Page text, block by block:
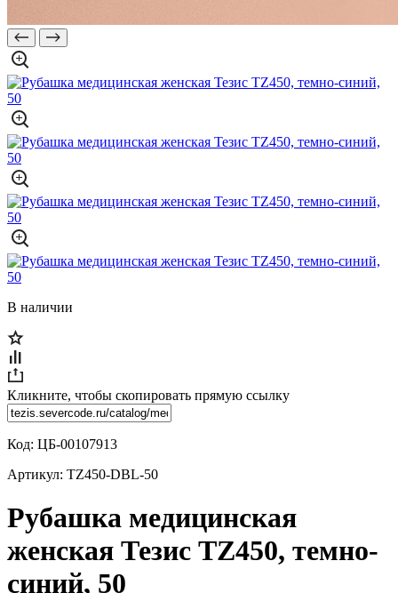
В наличии
Кликните, чтобы скопировать прямую ссылку
Код: ЦБ-00107913
Артикул: TZ450-DBL-50
Рубашка медицинская
женская Тезис TZ450, темно-
синий, 50